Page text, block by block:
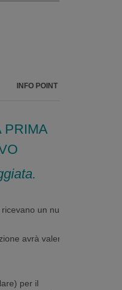
INFO POINT
PRIMA
un nuovo
avrà valenza
per il